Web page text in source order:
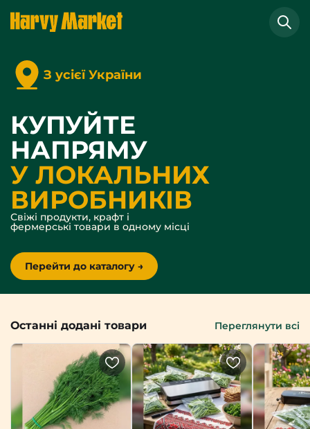
З усієї України
КУПУЙТЕ
НАПРЯМУ
У ЛОКАЛЬНИХ
ВИРОБНИКІВ
Свіжі продукти, крафт і
фермерські товари в одному місці
Перейти до каталогу →
Останні додані товари Переглянути всі